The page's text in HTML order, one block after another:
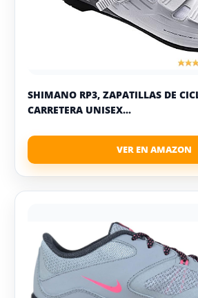
SHIMANO RP3, ZAPATILLAS DE
CARRETERA UNISEX...